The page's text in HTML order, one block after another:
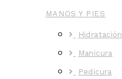
MANOS Y PIES
Hidratación
Manicura
Pedicura